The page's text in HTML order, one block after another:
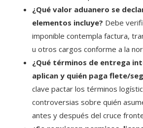
¿Qué valor aduanero se
elementos incluye? Debe
imponible contempla factura,
u otros cargos conforme a la
¿Qué términos de entrega
aplican y quién paga flete/
clave pactar los términos
controversias sobre quién
antes y después del cruce